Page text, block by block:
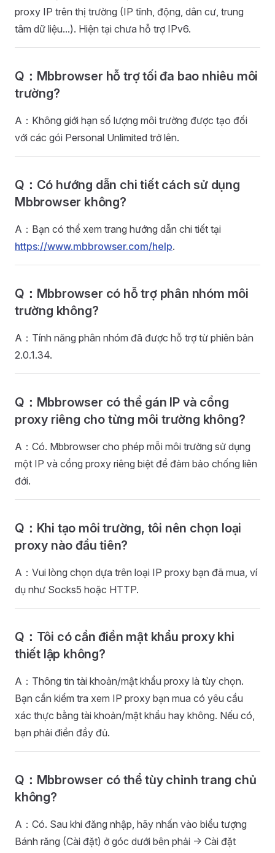
proxy IP trên thị trường (IP tĩnh, động, dân cư, trung
tâm dữ liệu...). Hiện tại chưa hỗ trợ IPv6.
Q：Mbbrowser hỗ trợ tối đa bao nhiêu môi
trường?
A：Không giới hạn số lượng môi trường được tạo đối
với các gói Personal Unlimited trở lên.
Q：Có hướng dẫn chi tiết cách sử dụng
Mbbrowser không?
A：Bạn có thể xem trang hướng dẫn chi tiết tại
https://www.mbbrowser.com/help.
Q：Mbbrowser có hỗ trợ phân nhóm môi
trường không?
A：Tính năng phân nhóm đã được hỗ trợ từ phiên bản
2.0.1.34.
Q：Mbbrowser có thể gán IP và cổng
proxy riêng cho từng môi trường không?
A：Có. Mbbrowser cho phép mỗi môi trường sử dụng
một IP và cổng proxy riêng biệt để đảm bảo chống liên
đới.
Q：Khi tạo môi trường, tôi nên chọn loại
proxy nào đầu tiên?
A：Vui lòng chọn dựa trên loại IP proxy bạn đã mua, ví
dụ như Socks5 hoặc HTTP.
Q：Tôi có cần điền mật khẩu proxy khi
thiết lập không?
A：Thông tin tài khoản/mật khẩu proxy là tùy chọn.
Bạn cần kiểm tra xem IP proxy bạn mua có yêu cầu
xác thực bằng tài khoản/mật khẩu hay không. Nếu có,
bạn phải điền đầy đủ.
Q：Mbbrowser có thể tùy chỉnh trang chủ
không?
A：Có. Sau khi đăng nhập, hãy nhấn vào biểu tượng
Bánh răng (Cài đặt) ở góc dưới bên phải -> Cài đặt